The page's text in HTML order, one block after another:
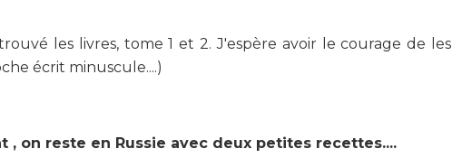
les livres, tome 1 et 2. J'espère avoir le courage de les
écrit minuscule....)
, on reste en Russie avec deux petites recettes....